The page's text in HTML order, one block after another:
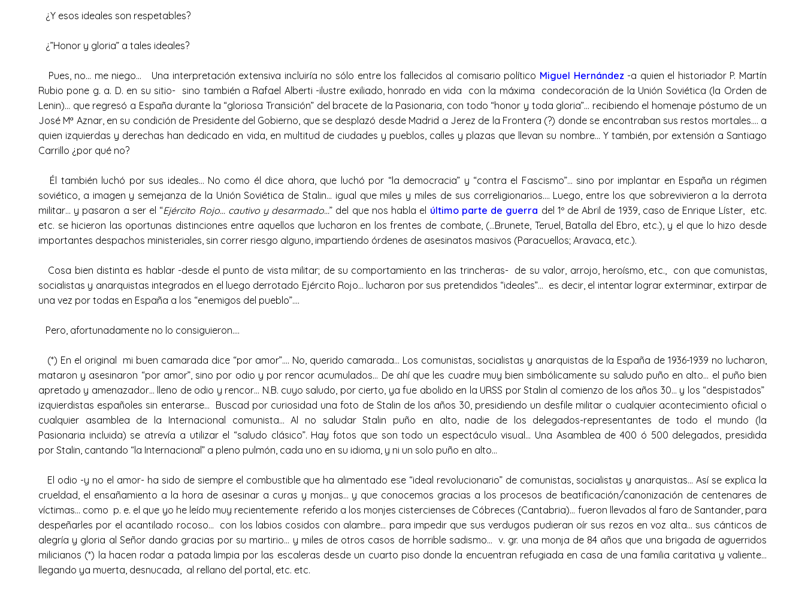
¿Y esos ideales son respetables?
¿”Honor y gloria” a tales ideales?
Pues, no… me niego… Una interpretación extensiva incluiría no sólo entre los fallecidos al comisario político Miguel Hernández-a quien el historiador P. Martín
Rubio pone g. a. D. en su sitio- sino también a Rafael Alberti -ilustre exiliado, honrado en vida con la máxima condecoración de la Unión Soviética (la Orden de
Lenin)… que regresó a España durante la “gloriosa Transición” del bracete de la Pasionaria, con todo “honor y toda gloria”… recibiendo el homenaje póstumo de un
José Mª Aznar, en su condición de Presidente del Gobierno, que se desplazó desde Madrid a Jerez de la Frontera (?) donde se encontraban sus restos mortales…. a
quien izquierdas y derechas han dedicado en vida, en multitud de ciudades y pueblos, calles y plazas que llevan su nombre… Y también, por extensión a Santiago
Carrillo ¿por qué no?
Él también luchó por sus ideales… No como él dice ahora, que luchó por “la democracia” y “contra el Fascismo”… sino por implantar en España un régimen
soviético, a imagen y semejanza de la Unión Soviética de Stalin… igual que miles y miles de sus correligionarios…. Luego, entre los que sobrevivieron a la derrota
militar… y pasaron a ser el “Ejército Rojo… cautivo y desarmado…” del que nos habla el último parte de guerra del 1º de Abril de 1939, caso de Enrique Líster, etc.
etc. se hicieron las oportunas distinciones entre aquellos que lucharon en los frentes de combate, (…Brunete, Teruel, Batalla del Ebro, etc.), y el que lo hizo desde
importantes despachos ministeriales, sin correr riesgo alguno, impartiendo órdenes de asesinatos masivos (Paracuellos; Aravaca, etc.).
Cosa bien distinta es hablar -desde el punto de vista militar; de su comportamiento en las trincheras- de su valor, arrojo, heroísmo, etc., con que comunistas,
socialistas y anarquistas integrados en el luego derrotado Ejército Rojo… lucharon por sus pretendidos “ideales”… es decir, el intentar lograr exterminar, extirpar de
una vez por todas en España a los “enemigos del pueblo”….
Pero, afortunadamente no lo consiguieron….
(*) En el original mi buen camarada dice “por amor”…. No, querido camarada… Los comunistas, socialistas y anarquistas de la España de 1936-1939 no lucharon,
mataron y asesinaron “por amor”, sino por odio y por rencor acumulados… De ahí que les cuadre muy bien simbólicamente su saludo puño en alto… el puño bien
apretado y amenazador… lleno de odio y rencor… N.B. cuyo saludo, por cierto, ya fue abolido en la URSS por Stalin al comienzo de los años 30… y los “despistados”
izquierdistas españoles sin enterarse… Buscad por curiosidad una foto de Stalin de los años 30, presidiendo un desfile militar o cualquier acontecimiento oficial o
cualquier asamblea de la Internacional comunista… Al no saludar Stalin puño en alto, nadie de los delegados-representantes de todo el mundo (la
Pasionaria incluida) se atrevía a utilizar el “saludo clásico”. Hay fotos que son todo un espectáculo visual… Una Asamblea de 400 ó 500 delegados, presidida
por Stalin, cantando “la Internacional” a pleno pulmón, cada uno en su idioma, y ni un solo puño en alto…
El odio -y no el amor- ha sido de siempre el combustible que ha alimentado ese “ideal revolucionario” de comunistas, socialistas y anarquistas… Así se explica la
crueldad, el ensañamiento a la hora de asesinar a curas y monjas… y que conocemos gracias a los procesos de beatificación/canonización de centenares de
víctimas… como p. e. el que yo he leído muy recientemente referido a los monjes cistercienses de Cóbreces (Cantabria)… fueron llevados al faro de Santander, para
despeñarles por el acantilado rocoso… con los labios cosidos con alambre… para impedir que sus verdugos pudieran oír sus rezos en voz alta… sus cánticos de
alegría y gloria al Señor dando gracias por su martirio… y miles de otros casos de horrible sadismo… v. gr. una monja de 84 años que una brigada de aguerridos
milicianos (*) la hacen rodar a patada limpia por las escaleras desde un cuarto piso donde la encuentran refugiada en casa de una familia caritativa y valiente…
llegando ya muerta, desnucada, al rellano del portal, etc. etc.